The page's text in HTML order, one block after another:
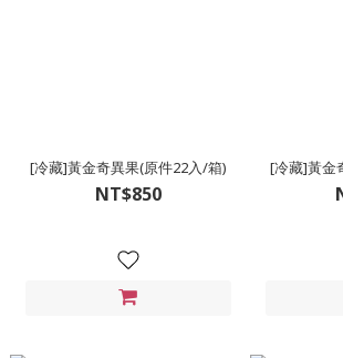
[冷藏]黃金奇異果(原件22入/箱)
NT$850
[冷藏]黃金